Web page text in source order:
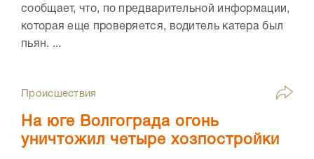
сообщает, что, по предварительной информации,
которая еще проверяется, водитель катера был
пьян. ...
Происшествия
На юге Волгограда огонь
уничтожил четыре хозпостройки